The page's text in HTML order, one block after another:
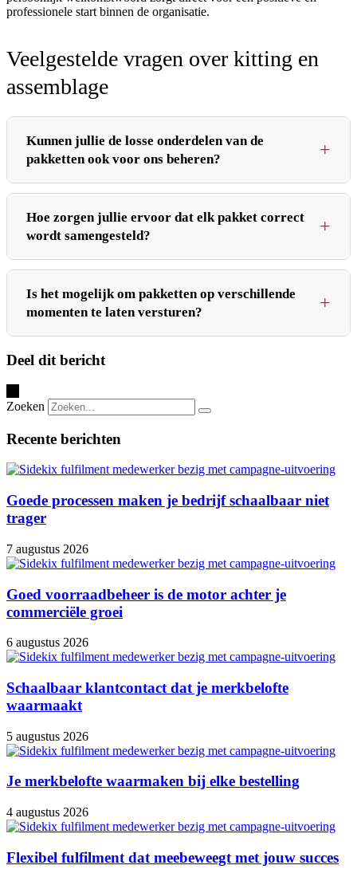
professionele start binnen de organisatie.
Veelgestelde vragen over kitting en
assemblage
Kunnen jullie de losse onderdelen van de
pakketten ook voor ons beheren?
afzonderlijke componenten verzorgen. Je hebt dan geen
Wij zorgen ervoor dat alles op de juiste manier wordt
opgeslagen en direct beschikbaar is voor assemblage zodra
dat nodig is.
Hoe zorgen jullie ervoor dat elk pakket correct
wordt samengesteld?
tijdens het assemblageproces. Elk pakket wordt zorgvuldig
en voldoen aan de afgesproken specificaties, zodat de
Is het mogelijk om pakketten op verschillende
momenten te laten versturen?
Zeker. We kunnen de samengestelde pakketten op voorraad
doorlopende campagnes, zoals het versturen van
Jij geeft een seintje en wij zorgen ervoor dat het pakket
direct wordt verzonden naar het juiste adres.
Deel dit bericht
Zoeken
Recente berichten
Goede processen maken je bedrijf schaalbaar niet
trager
7 augustus 2026
Goed voorraadbeheer is de motor achter je
commerciële groei
6 augustus 2026
Schaalbaar klantcontact dat je merkbelofte
waarmaakt
5 augustus 2026
Je merkbelofte waarmaken bij elke bestelling
4 augustus 2026
Flexibel fulfilment dat meebeweegt met jouw succes